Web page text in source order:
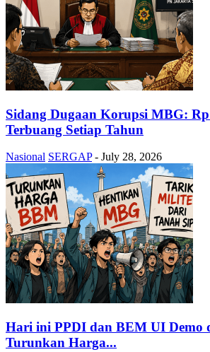
Sidang Dugaan Korupsi MBG:
Terbuang Setiap Tahun
Nasional SERGAP - July 28, 2026
Hari ini PPDI dan BEM UI Demo
Turunkan Harga...